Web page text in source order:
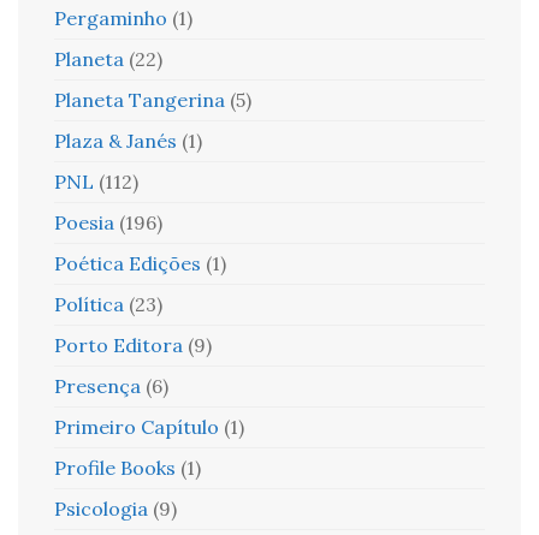
Pergaminho (1)
Planeta (22)
Planeta Tangerina (5)
Plaza & Janés (1)
PNL (112)
Poesia (196)
Poética Edições (1)
Política (23)
Porto Editora (9)
Presença (6)
Primeiro Capítulo (1)
Profile Books (1)
Psicologia (9)